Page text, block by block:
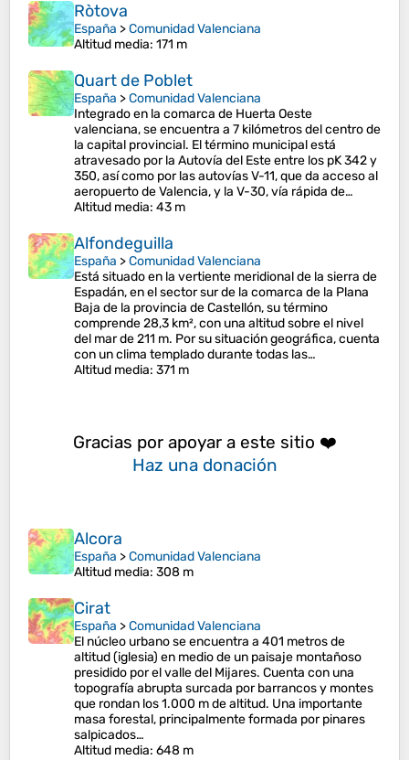
Ròtova
España >Comunidad Valenciana
Altitud media: 171 m
Quart de Poblet
España >Comunidad Valenciana
Integrado en la comarca de Huerta Oeste
valenciana, se encuentra a 7 kilómetros del centro de
la capital provincial. El término municipal está
atravesado por la Autovía del Este entre los pK 342 y
350, así como por las autovías V-11, que da acceso al
aeropuerto de Valencia, y la V-30, vía rápida de…
Altitud media: 43 m
Alfondeguilla
España >Comunidad Valenciana
Está situado en la vertiente meridional de la sierra de
Espadán, en el sector sur de la comarca de la Plana
Baja de la provincia de Castellón, su término
comprende 28,3 km², con una altitud sobre el nivel
del mar de 211 m. Por su situación geográfica, cuenta
con un clima templado durante todas las…
Altitud media: 371 m
Gracias por apoyar a este sitio ❤️
Haz una donación
Alcora
España >Comunidad Valenciana
Altitud media: 308 m
Cirat
España >Comunidad Valenciana
El núcleo urbano se encuentra a 401 metros de
altitud (iglesia) en medio de un paisaje montañoso
presidido por el valle del Mijares. Cuenta con una
topografía abrupta surcada por barrancos y montes
que rondan los 1.000 m de altitud. Una importante
masa forestal, principalmente formada por pinares
salpicados…
Altitud media: 648 m